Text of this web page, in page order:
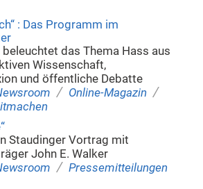
: Das Programm im
beleuchtet das Thema Hass aus
Wissenschaft,
und öffentliche Debatte
/ Online-Magazin /
Staudinger Vortrag mit
John E. Walker
/ Pressemitteilungen